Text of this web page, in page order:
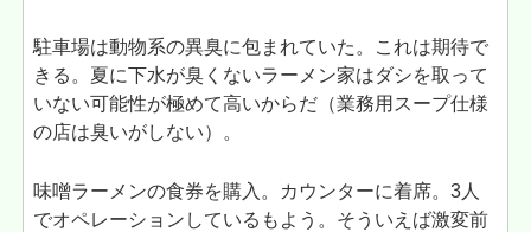
駐車場は動物系の異臭に包まれていた。これは期待で
きる。夏に下水が臭くないラーメン家はダシを取って
いない可能性が極めて高いからだ（業務用スープ仕様
の店は臭いがしない）。
味噌ラーメンの食券を購入。カウンターに着席。3人
でオペレーションしているもよう。そういえば激変前